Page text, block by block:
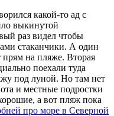
какой-то ад с
выкинутой
раз видел чтобы
стаканчики. А один
прям на пляже. Вторая
поехали туда
под луной. Но там нет
и местные подростки
а вот пляж пока
про море в Северной